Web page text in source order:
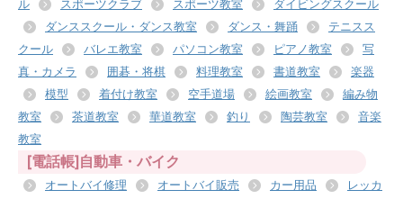
ル
スポーツクラブ スポーツ教室
ダイビングスクール
ダンススクール・ダンス教室
ダンス・舞踊
テニスス
クール
バレエ教室 パソコン教室 ピアノ教室
写
真・カメラ
囲碁・将棋 料理教室 書道教室
楽器
模型
着付け教室 空手道場 絵画教室
編み物
教室
茶道教室 華道教室 釣り 陶芸教室
音楽
教室
[電話帳]自動車・バイク
オートバイ修理 オートバイ販売 カー用品
レッカ